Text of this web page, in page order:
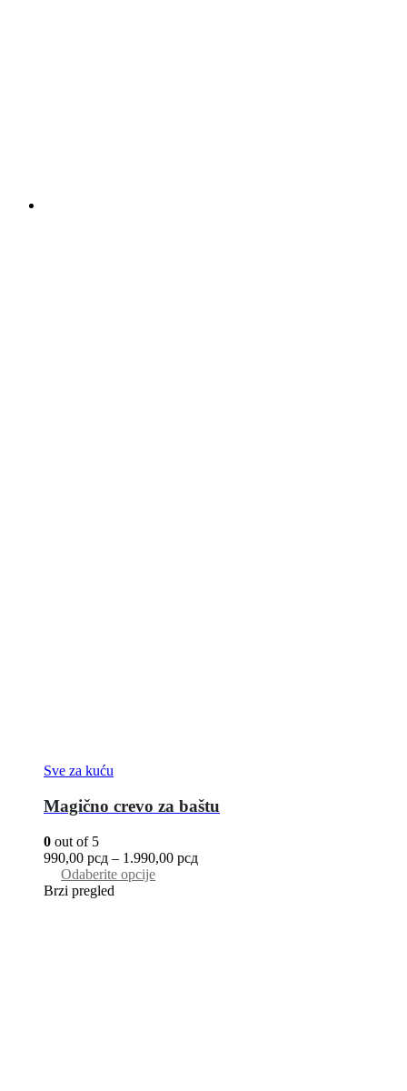
Sve za kuću
Magično crevo za baštu
0 out of 5
990,00 рсд – 1.990,00 рсд
Odaberite opcije
Brzi pregled